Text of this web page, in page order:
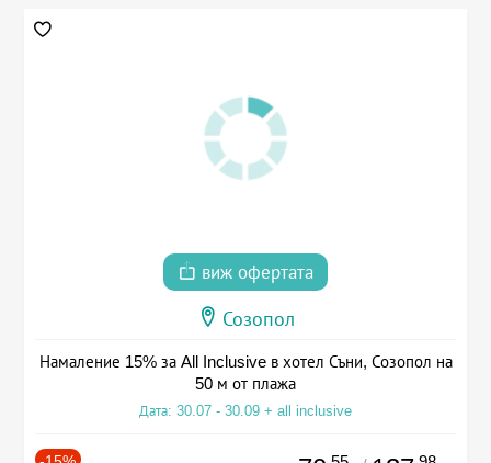
виж офертата
Созопол
Намаление 15% за All Inclusive в хотел Съни, Созопол на
50 м от плажа
Дата: 30.07 - 30.09 + all inclusive